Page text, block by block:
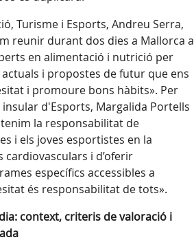
Turisme i Esports, Andreu Serra,
reunir durant dos dies a Mallorca a
en alimentació i nutrició per
i propostes de futur que ens
i promoure bons hàbits». Per
d'Esports, Margalida Portells
la responsabilitat de
i els joves esportistes en la
i d’oferir
específics accessibles a
és responsabilitat de tots».
context, criteris de valoració i